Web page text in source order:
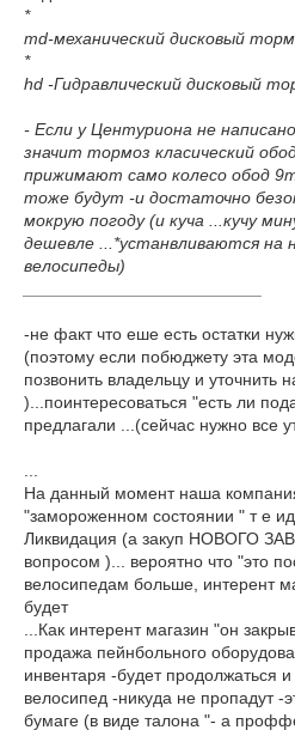
*
md-механический дисковый
*
hd -Гидравлический дисковый
- Если у Центуриона не
значит тормоз класический
прижимают само колесо обод
тоже будут -и достаточно
мокрую погоду (и куча ...кучу
дешевле ...*устанвливаются на
велосипеды)
-не факт что еше есть остатки
(поэтому если побюджету эта
позвонить владельцу и уточнить
)...поинтересоваться "есть ли
предлагали ...(сейчас нужно все
На данный момент наша
"замороженном состоянии " т е
Ликвидация (а закуп НОВОГО
вопросом )... вероятно что "это
велосипедам больше, интерент
будет
...Как интерент магазин "он
продажа пейнбольного
инвентаря -будет продолжаться
велосипед -никуда не пропадут -
бумаге (в виде талона "- а